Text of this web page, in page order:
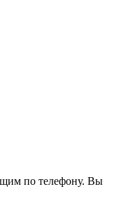
по телефону. Вы